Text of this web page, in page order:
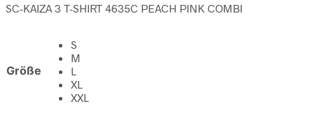
SC-KAIZA 3 T-SHIRT 4635C PEACH PINK COMBI
Größe
S
M
L
XL
XXL